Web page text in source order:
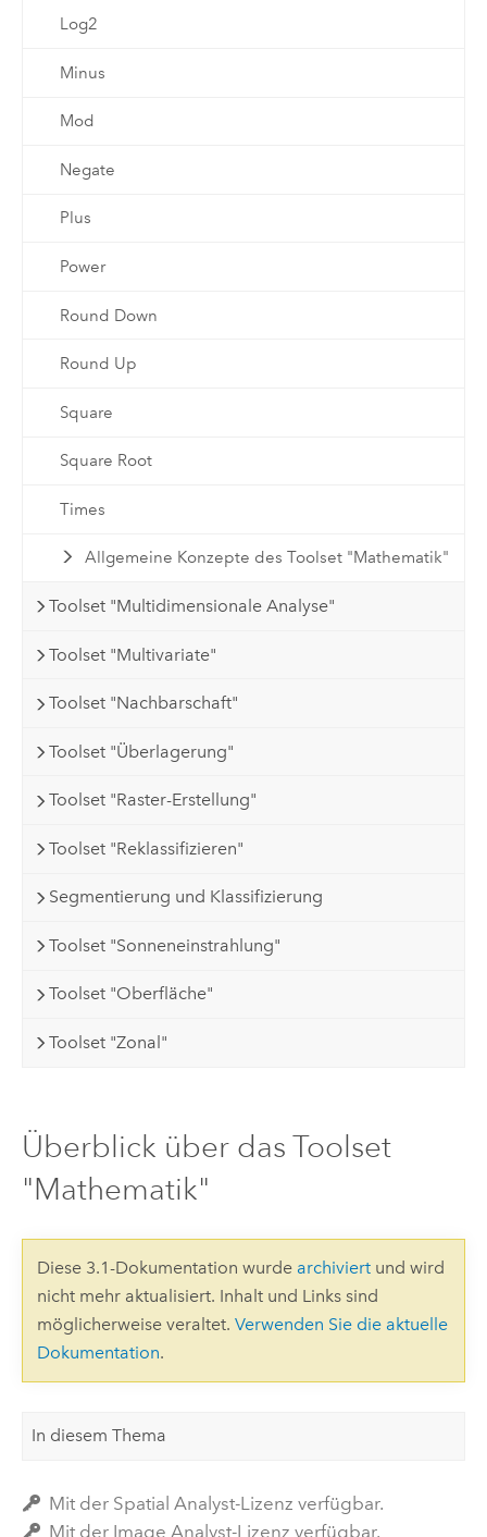
Log2
Minus
Mod
Negate
Plus
Power
Round Down
Round Up
Square
Square Root
Times
Allgemeine Konzepte des Toolset "Mathematik"
Toolset "Multidimensionale Analyse"
Toolset "Multivariate"
Toolset "Nachbarschaft"
Toolset "Überlagerung"
Toolset "Raster-Erstellung"
Toolset "Reklassifizieren"
Segmentierung und Klassifizierung
Toolset "Sonneneinstrahlung"
Toolset "Oberfläche"
Toolset "Zonal"
Überblick über das Toolset
"Mathematik"
Diese 3.1-Dokumentation wurde archiviertund wird
nicht mehr aktualisiert. Inhalt und Links sind
möglicherweise veraltet. Verwenden Sie die aktuelle
Dokumentation.
In diesem Thema
Mit der Spatial Analyst-Lizenz verfügbar.
Mit der Image Analyst-Lizenz verfügbar.